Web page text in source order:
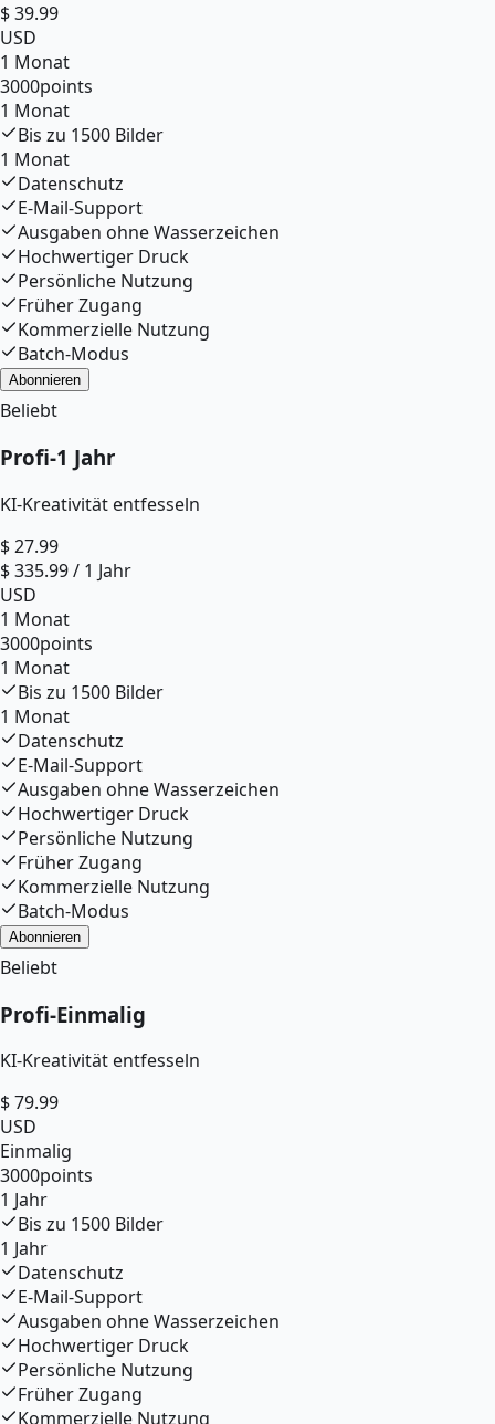
$39.99
USD
1 Monat
3000points
1 Monat
Bis zu 1500 Bilder
1 Monat
Datenschutz
E-Mail-Support
Ausgaben ohne Wasserzeichen
Hochwertiger Druck
Persönliche Nutzung
Früher Zugang
Kommerzielle Nutzung
Batch-Modus
Abonnieren
Beliebt
Profi-1 Jahr
KI-Kreativität entfesseln
$27.99
$335.99/ 1 Jahr
USD
1 Monat
3000points
1 Monat
Bis zu 1500 Bilder
1 Monat
Datenschutz
E-Mail-Support
Ausgaben ohne Wasserzeichen
Hochwertiger Druck
Persönliche Nutzung
Früher Zugang
Kommerzielle Nutzung
Batch-Modus
Abonnieren
Beliebt
Profi-Einmalig
KI-Kreativität entfesseln
$79.99
USD
Einmalig
3000points
1 Jahr
Bis zu 1500 Bilder
1 Jahr
Datenschutz
E-Mail-Support
Ausgaben ohne Wasserzeichen
Hochwertiger Druck
Persönliche Nutzung
Früher Zugang
Kommerzielle Nutzung